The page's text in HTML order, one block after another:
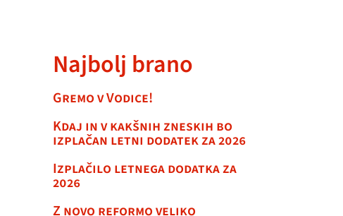
Najbolj brano
Gremo v Vodice!
Kdaj in v kakšnih zneskih bo
izplačan letni dodatek za 2026
Izplačilo letnega dodatka za
2026
Z novo reformo veliko